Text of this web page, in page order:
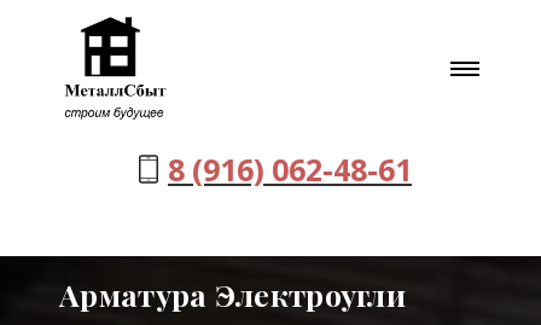
8 (916) 062-48-61
Арматура Электроугли